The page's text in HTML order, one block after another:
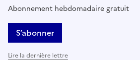
Abonnement hebdomadaire gratuit
S’abonner
Lire la dernière lettre